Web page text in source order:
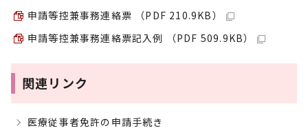
申請等控兼事務連絡票 （PDF 210.9KB）
申請等控兼事務連絡票記入例 （PDF 509.9KB）
関連リンク
医療従事者免許の申請手続き